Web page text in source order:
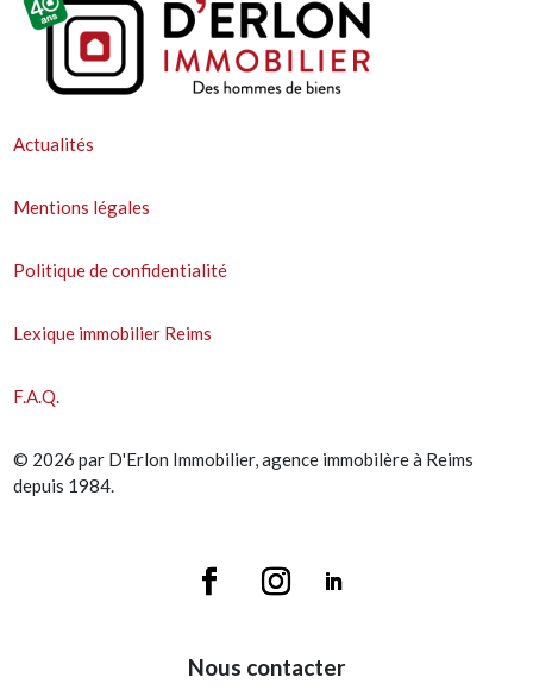
Actualités
Mentions légales
Politique de confidentialité
Lexique immobilier Reims
F.A.Q.
© 2026 par D'Erlon Immobilier, agence immobilère à Reims
depuis 1984.
Nous contacter